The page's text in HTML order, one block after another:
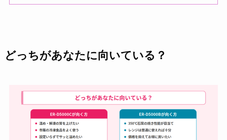
どっちがあなたに向いている？